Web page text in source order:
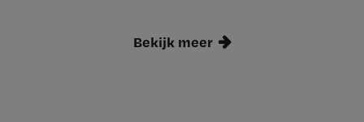
Bekijk meer